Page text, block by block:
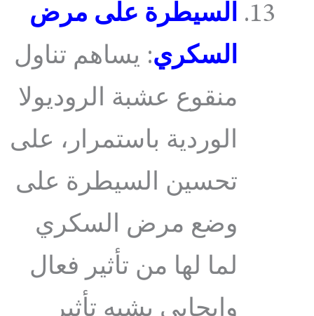
السيطرة على مرض
السكري: يساهم تناول
منقوع عشبة الروديولا
الوردية باستمرار، على
تحسين السيطرة على
وضع مرض السكري
لما لها من تأثير فعال
وإيجابي يشبه تأثير